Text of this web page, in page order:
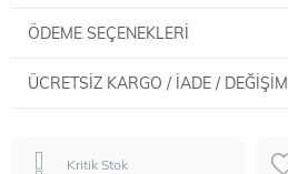
ÖDEME SEÇENEKLERI
ÜCRETSIZ KARGO / İADE / DEĞIŞIM
Kritik Stok